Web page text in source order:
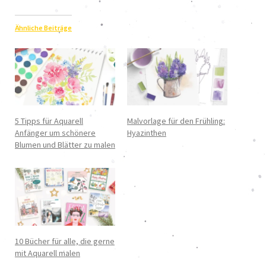
Ähnliche Beiträge
5 Tipps für Aquarell
Anfänger um schönere
Blumen und Blätter zu malen
Malvorlage für den Frühling:
Hyazinthen
10 Bücher für alle, die gerne
mit Aquarell malen